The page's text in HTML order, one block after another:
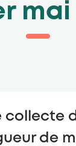
mai
de